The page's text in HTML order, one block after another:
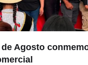
Agosto